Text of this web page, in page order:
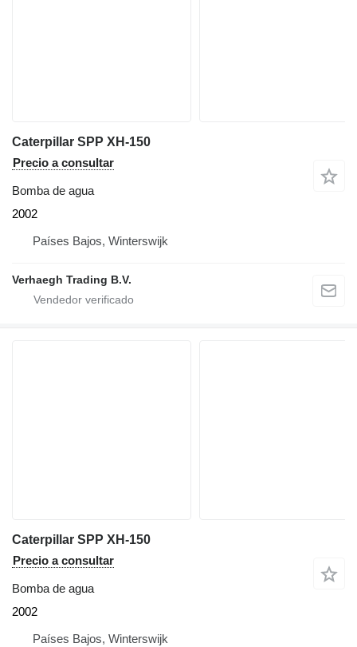
Caterpillar SPP XH-150
Precio a consultar
Bomba de agua
2002
Países Bajos, Winterswijk
Verhaegh Trading B.V.
Caterpillar SPP XH-150
Precio a consultar
Bomba de agua
2002
Países Bajos, Winterswijk